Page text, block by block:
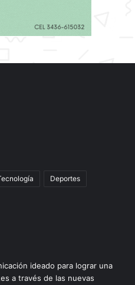
Deportes
ideado para lograr una
a través de las nuevas